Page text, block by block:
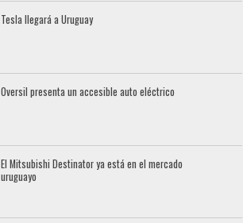
Tesla llegará a Uruguay
Oversil presenta un accesible auto eléctrico
El Mitsubishi Destinator ya está en el mercado
uruguayo